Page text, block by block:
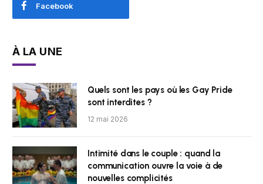
Facebook
À LA UNE
Quels sont les pays où les Gay Pride
sont interdites ?
12 mai 2026
Intimité dans le couple : quand la
communication ouvre la voie à de
nouvelles complicités